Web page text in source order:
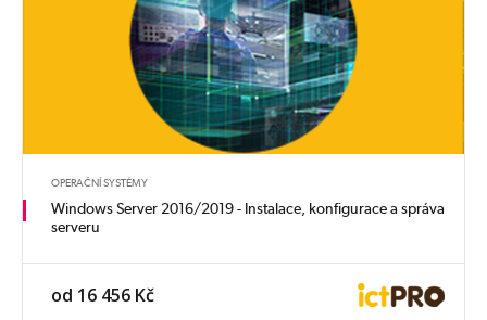
OPERAČNÍ SYSTÉMY
Windows Server 2016/2019 - Instalace, konfigurace a správa
serveru
od 16 456 Kč